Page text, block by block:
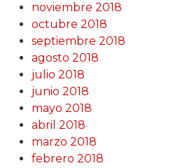
noviembre 2018
octubre 2018
septiembre 2018
agosto 2018
julio 2018
junio 2018
mayo 2018
abril 2018
marzo 2018
febrero 2018